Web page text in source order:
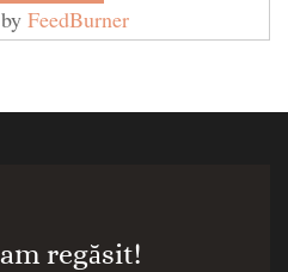
FeedBurner
regăsit!